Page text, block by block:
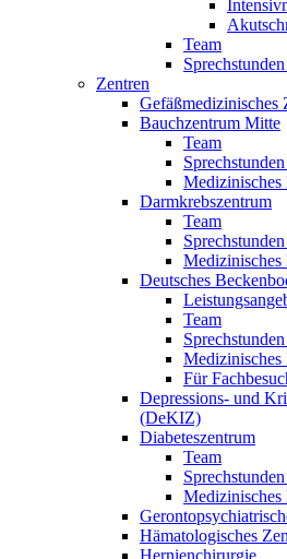
Team
Zentren
Gefäßmedizinisches
Bauchzentrum Mitte
Team
Medizinisches
Darmkrebszentrum
Team
Medizinisches
Deutsches
Team
Medizinisches
Für
Depressions- und
(DeKIZ)
Diabeteszentrum
Team
Medizinisches
Hämatologisches
Hernienchirurgie